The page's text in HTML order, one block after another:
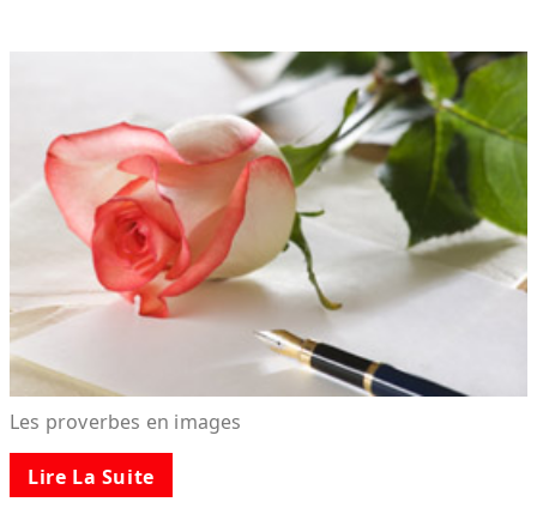
Les proverbes en images
Lire La Suite